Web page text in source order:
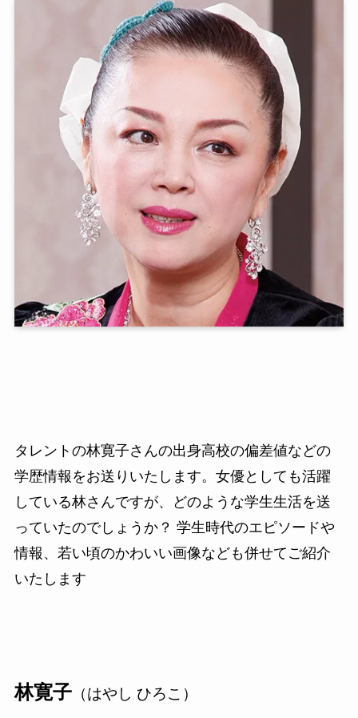
タレントの林寛子さんの出身高校の偏差値などの
学歴情報をお送りいたします。女優としても活躍
している林さんですが、どのような学生生活を送
っていたのでしょうか？ 学生時代のエピソードや
情報、若い頃のかわいい画像なども併せてご紹介
いたします
林寛子（はやし ひろこ）